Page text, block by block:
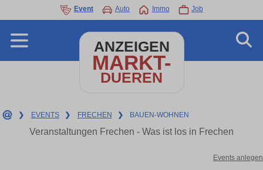
Event Auto Immo Job
ANZEIGEN
MARKT-
DUEREN
❯ EVENTS ❯ FRECHEN ❯ BAUEN-WOHNEN
Veranstaltungen Frechen - Was ist los in Frechen
Events anlegen